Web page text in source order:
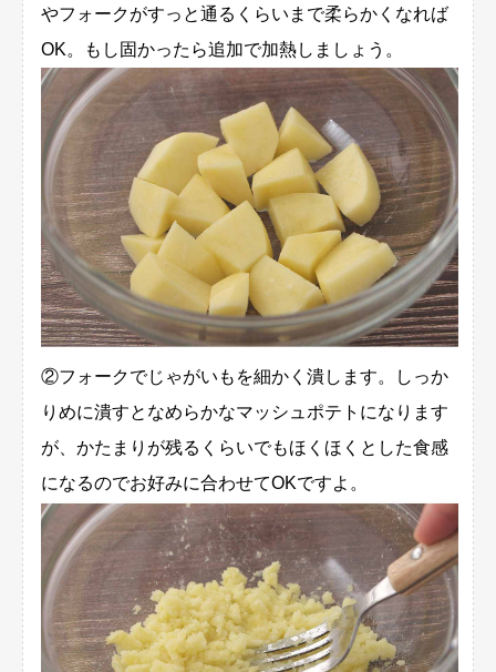
やフォークがすっと通るくらいまで柔らかくなれば
OK。もし固かったら追加で加熱しましょう。
②フォークでじゃがいもを細かく潰します。しっか
りめに潰すとなめらかなマッシュポテトになります
が、かたまりが残るくらいでもほくほくとした食感
になるのでお好みに合わせてOKですよ。